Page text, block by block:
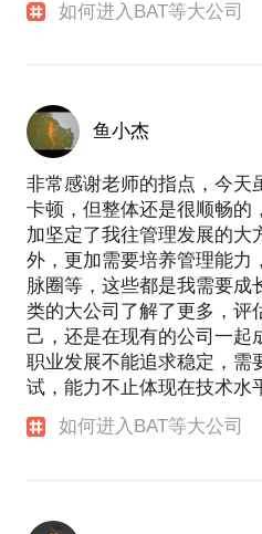
如何进入BAT等大公司
鱼小杰
非常感谢老师的指点，今天
卡顿，但整体还是很顺畅的
加坚定了我往管理发展的大
外，更加需要培养管理能力
脉圈等，这些都是我需要成
类的大公司了解了更多，评
己，还是在现有的公司一起
职业发展不能追求稳定，需
试，能力不止体现在技术水
如何进入BAT等大公司